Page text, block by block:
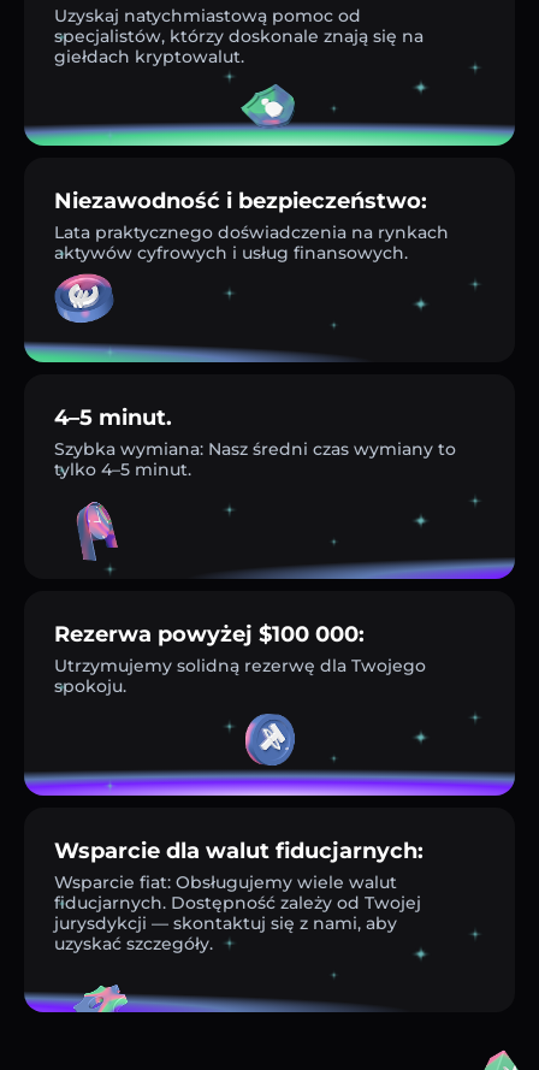
Uzyskaj natychmiastową pomoc od
specjalistów, którzy doskonale znają się na
giełdach kryptowalut.
Niezawodność i bezpieczeństwo:
Lata praktycznego doświadczenia na rynkach
aktywów cyfrowych i usług finansowych.
4–5 minut.
Szybka wymiana: Nasz średni czas wymiany to
tylko 4–5 minut.
Rezerwa powyżej $100 000:
Utrzymujemy solidną rezerwę dla Twojego
spokoju.
Wsparcie dla walut fiducjarnych:
Wsparcie fiat: Obsługujemy wiele walut
fiducjarnych. Dostępność zależy od Twojej
jurysdykcji — skontaktuj się z nami, aby
uzyskać szczegóły.